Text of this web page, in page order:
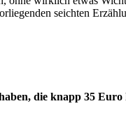
seichten
die knapp 35